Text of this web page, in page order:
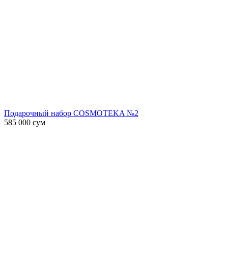
Подарочный набор COSMOTEKA №2
585 000 сум